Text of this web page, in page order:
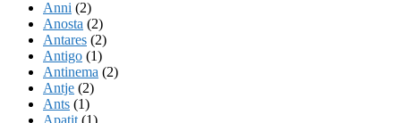
Anni (2)
Anosta (2)
Antares (2)
Antigo (1)
Antinema (2)
Antje (2)
Ants (1)
Apatit (1)